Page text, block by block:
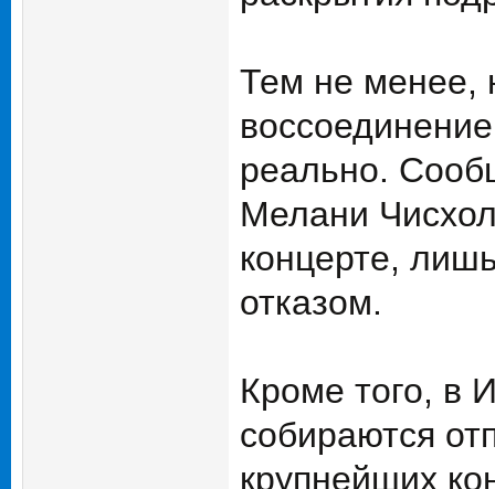
Тем не менее,
реально.
Мелани
концерте,
отказом.
Кроме того, в
собираются
крупнейших